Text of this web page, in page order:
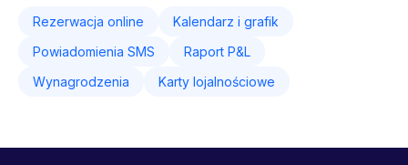
Rezerwacja online
Kalendarz i grafik
Powiadomienia SMS
Raport P&L
Wynagrodzenia
Karty lojalnościowe